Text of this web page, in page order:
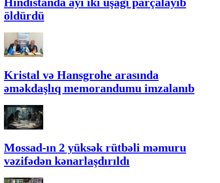
Hindistanda ayı iki uşağı parçalayıb
öldürdü
Kristal və Hansgrohe arasında
əməkdaşlıq memorandumu imzalanıb
Mossad-ın 2 yüksək rütbəli məmuru
vəzifədən kənarlaşdırıldı